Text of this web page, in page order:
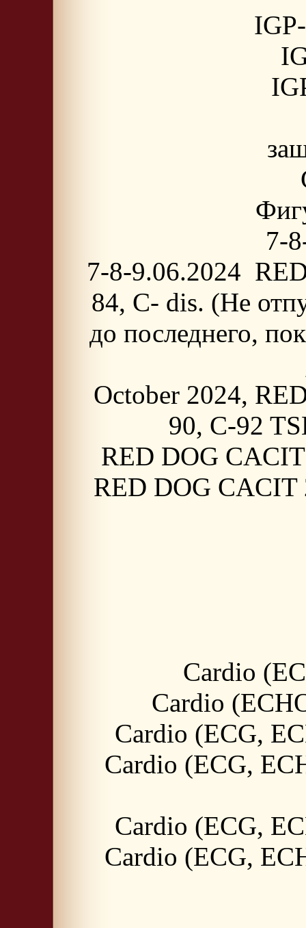
7-
7-8-9.06.2024
84, C- dis. (Не
до последнего,
October 2024,
90, C-92
RED DOG
RED DOG
Cardio
Cardio
Cardio (ECG,
Cardio (ECG,
Cardio (ECG,
Cardio (ECG,